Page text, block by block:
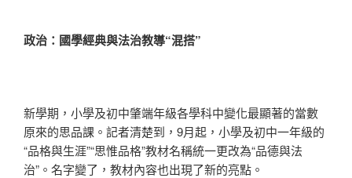
政治：國學經典與法治教導“混搭”
新學期，小學及初中肇端年級各學科中變化最顯著的當數
原來的思品課。記者清楚到，9月起，小學及初中一年級的
“品格與生涯”“思惟品格”教材名稱統一更改為“品德與法
治”。名字變了，教材內容也出現了新的亮點。